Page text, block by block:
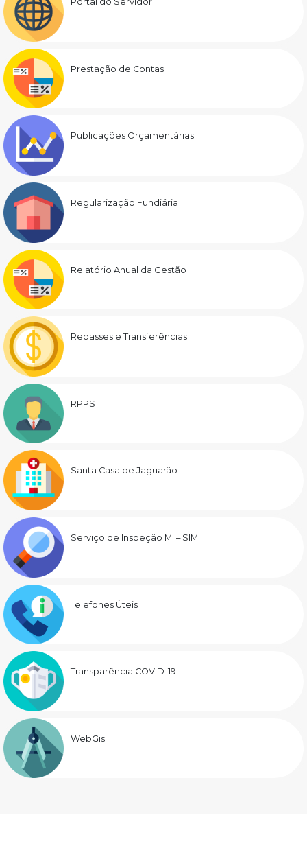
Prestação de Contas
Publicações Orçamentárias
Regularização Fundiária
Relatório Anual da Gestão
Repasses e Transferências
RPPS
Santa Casa de Jaguarão
Serviço de Inspeção M. – SIM
Telefones Úteis
Transparência COVID-19
WebGis